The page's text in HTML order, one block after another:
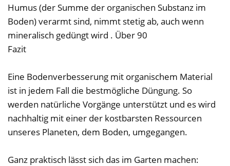
Humus (der Summe der organischen Substanz im
Boden) verarmt sind, nimmt stetig ab, auch wenn
mineralisch gedüngt wird . Über 90
Fazit
Eine Bodenverbesserung mit organischem Material
ist in jedem Fall die bestmögliche Düngung. So
werden natürliche Vorgänge unterstützt und es wird
nachhaltig mit einer der kostbarsten Ressourcen
unseres Planeten, dem Boden, umgegangen.
Ganz praktisch lässt sich das im Garten machen: